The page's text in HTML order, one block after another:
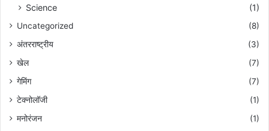
Science (1)
Uncategorized
(8)
अंतरराष्ट्रीय
(3)
खेल
(7)
गेमिंग
(7)
टेक्नोलॉजी
(1)
मनोरंजन
(1)